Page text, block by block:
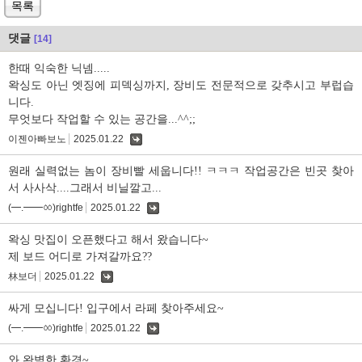
목록
댓글 [14]
한때 익숙한 닉넴.....
왁싱도 아닌 엣징에 피덱싱까지, 장비도 전문적으로 갖추시고 부럽습
니다.
무엇보다 작업할 수 있는 공간을...^^;;
이젠아빠보노 2025.01.22
원래 실력없는 놈이 장비빨 세웁니다!! ㅋㅋㅋ 작업공간은 빈곳 찾아
서 사사삭....그래서 비닐깔고...
(━.━━ㆀ)rightfe 2025.01.22
왁싱 맛집이 오픈했다고 해서 왔습니다~
제 보드 어디로 가져갈까요??
林보더 2025.01.22
싸게 모십니다! 입구에서 라페 찾아주세요~
(━.━━ㆀ)rightfe 2025.01.22